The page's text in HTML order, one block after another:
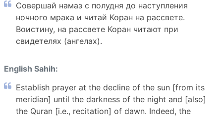
Совершай намаз с полудня до наступления
ночного мрака и читай Коран на рассвете.
Воистину, на рассвете Коран читают при
свидетелях (ангелах).
English Sahih:
Establish prayer at the decline of the sun [from its
meridian] until the darkness of the night and [also]
the Quran [i.e., recitation] of dawn. Indeed, the